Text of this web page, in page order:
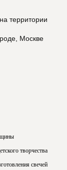
территории
Москве
творчества
свечей